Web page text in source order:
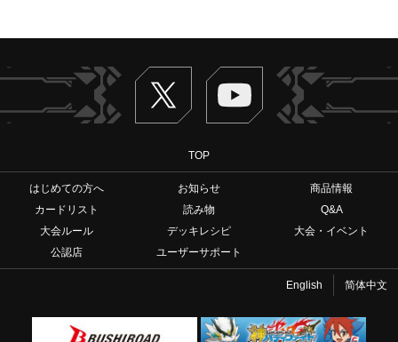
Twitter ヴァンガードch
TOP
はじめての方へ お知らせ
商品情報
カードリスト
読み物
Q&A
大会ルール
デッキレシピ
大会・イベント
公認店
ユーザーサポート
English 简体中文